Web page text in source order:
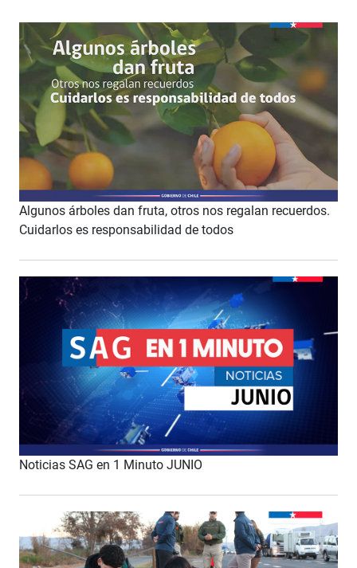
Algunos árboles dan fruta, otros nos regalan recuerdos.
Cuidarlos es responsabilidad de todos
Noticias SAG en 1 Minuto JUNIO